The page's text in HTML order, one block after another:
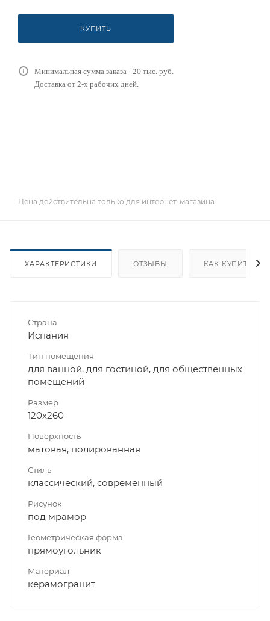
КУПИТЬ
Минимальная сумма заказа - 20 тыс. руб.
Доставка от 2-х рабочих дней.
Цена действительна только для интернет-магазина.
ХАРАКТЕРИСТИКИ ОТЗЫВЫ КАК КУПИТЬ
Страна
Испания
Тип помещения
для ванной, для гостиной, для общественных
помещений
Размер
120x260
Поверхность
матовая, полированная
Стиль
классический, современный
Рисунок
под мрамор
Геометрическая форма
прямоугольник
Материал
керамогранит